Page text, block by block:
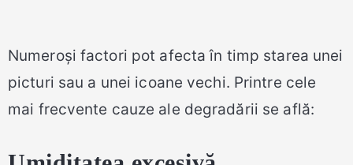
Numeroși factori pot afecta în timp starea unei
picturi sau a unei icoane vechi. Printre cele
mai frecvente cauze ale degradării se află: